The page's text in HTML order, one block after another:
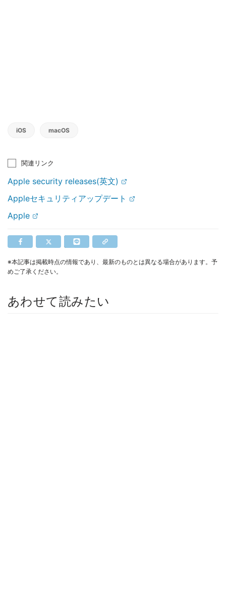
iOS macOS
関連リンク
Apple security releases(英文)
Appleセキュリティアップデート
Apple
※本記事は掲載時点の情報であり、最新のものとは異なる場合があります。予
めご了承ください。
あわせて読みたい